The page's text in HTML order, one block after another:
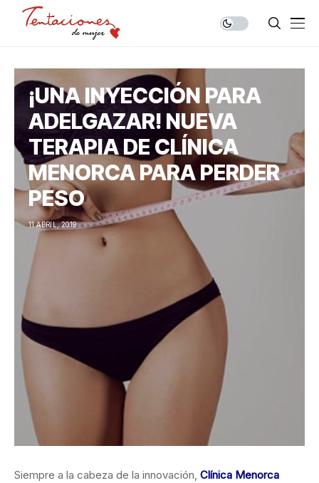
¡UNA INYECCIÓN PARA
ADELGAZAR! NUEVA
TERAPIA DE CLÍNICA
MENORCA PARA PERDER
PESO
11 ABRIL, 2019
Siempre a la cabeza de la innovación, Clínica Menorca